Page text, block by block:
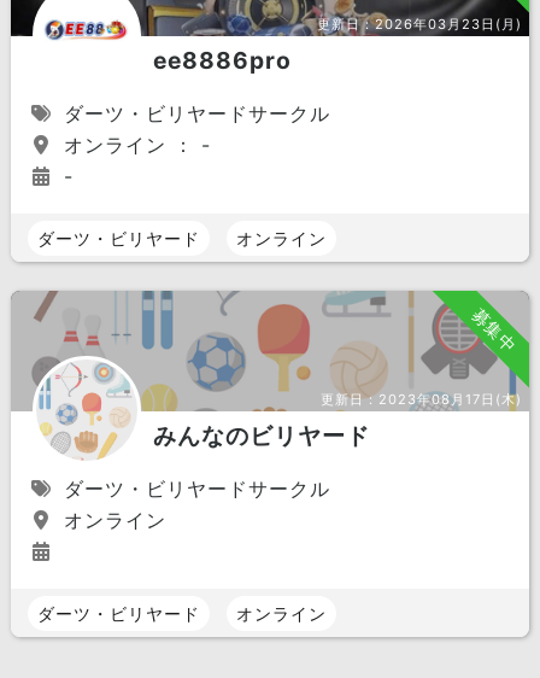
更新日：2026年03月23日(月)
ee8886pro
ダーツ・ビリヤードサークル
オンライン ： -
-
ダーツ・ビリヤード オンライン
募集中
更新日： 2023年08月17日(木)
みんなのビリヤード
ダーツ・ビリヤードサークル
オンライン
ダーツ・ビリヤード オンライン